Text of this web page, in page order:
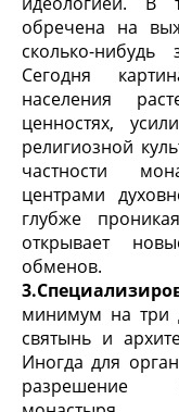
обречена на
сколько-
Сегодня
населения
ценностях,
религиозной
частности
центрами
глубже
открывает
обменов.
минимум на три
святынь и
Иногда для
разрешение